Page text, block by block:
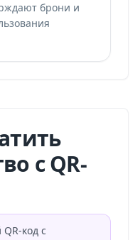
брони и
с QR-
код с